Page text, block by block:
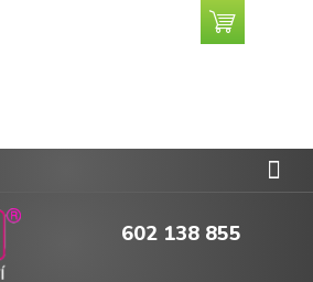
602 138 855
Nákupní
košík